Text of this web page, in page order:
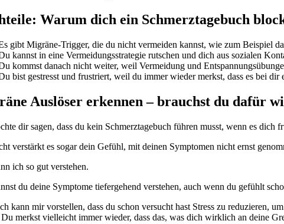
Warum dich ein Schmerztagebuch
gibt Migräne-Trigger, die du nicht vermeiden kannst, wie zum Beispiel
kannst in eine Vermeidungsstrategie rutschen und dich aus sozialen
kommst danach nicht weiter, weil Vermeidung und
bist gestresst und frustriert, weil du immer wieder merkst, dass es bei
Auslöser erkennen – brauchst du dafür
dir sagen, dass du kein Schmerztagebuch führen musst, wenn es dich
verstärkt es sogar dein Gefühl, mit deinen Symptomen nicht ernst
ich so gut verstehen.
du deine Symptome tiefergehend verstehen, auch wenn du gefühlt
kann mir vorstellen, dass du schon versucht hast Stress zu reduzieren,
merkst vielleicht immer wieder, dass das, was dich wirklich an deine